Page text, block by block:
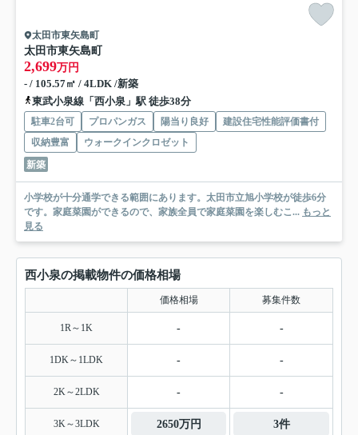
太田市東矢島町
太田市東矢島町
2,699万円
- / 105.57㎡ / 4LDK /新築
東武小泉線「西小泉」駅 徒歩38分
駐車2台可 プロパンガス 陽当り良好
建設住宅性能評価書付
収納豊富
ウォークインクロゼット
新築
小学校が十分通学できる範囲にあります。太田市立旭小学校が徒歩6分
です。家庭菜園ができるので、家族全員で家庭菜園を楽しむこ... もっと
見る
西小泉の掲載物件の価格相場
価格相場 募集件数
1R～1K - -
1DK～1LDK - -
2K～2LDK - -
3K～3LDK 2650万円 3件